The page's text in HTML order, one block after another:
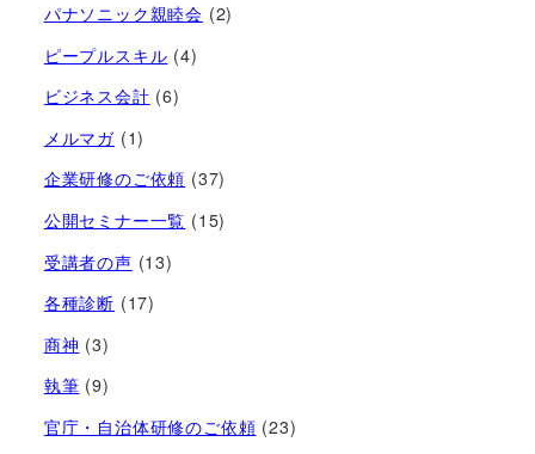
パナソニック親睦会 (2)
ピープルスキル (4)
ビジネス会計 (6)
メルマガ (1)
企業研修のご依頼 (37)
公開セミナー一覧 (15)
受講者の声 (13)
各種診断 (17)
商神 (3)
執筆 (9)
官庁・自治体研修のご依頼 (23)